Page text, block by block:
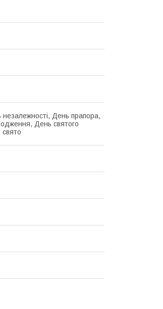
незалежності, День прапора,
День святого